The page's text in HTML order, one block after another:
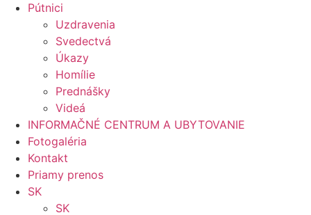
Pútnici
Uzdravenia
Svedectvá
Úkazy
Homílie
Prednášky
Videá
INFORMAČNÉ CENTRUM A UBYTOVANIE
Fotogaléria
Kontakt
Priamy prenos
SK
SK